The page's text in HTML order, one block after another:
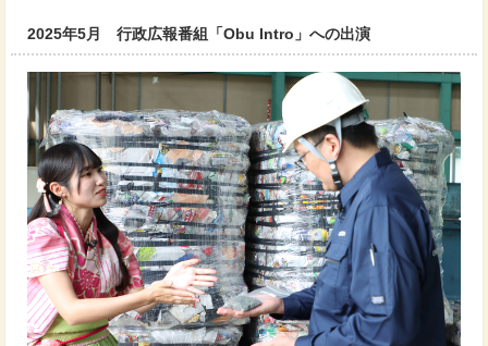
2025年5月 行政広報番組「Obu Intro」への出演